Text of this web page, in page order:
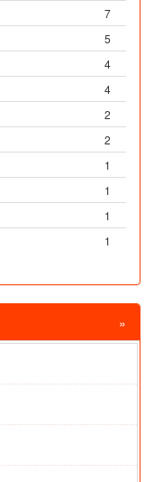
7
5
4
4
2
2
1
1
1
1
»